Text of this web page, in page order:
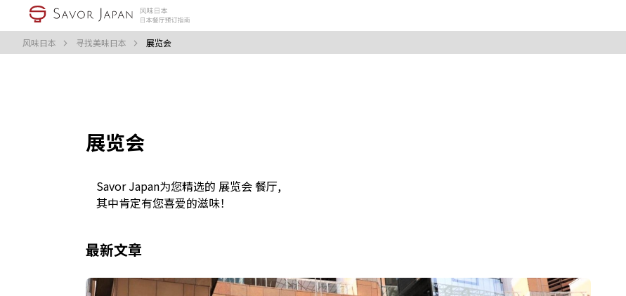
风味日本 寻找美味日本 展览会
展览会
Savor Japan为您精选的 展览会 餐厅,
其中肯定有您喜爱的滋味！
最新文章